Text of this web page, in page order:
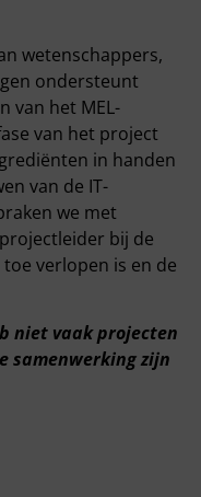
wetenschappers,
ondersteunt
van het MEL-
van het project
in handen
van de IT-
we met
bij de
verlopen is en de
niet vaak projecten
samenwerking zijn